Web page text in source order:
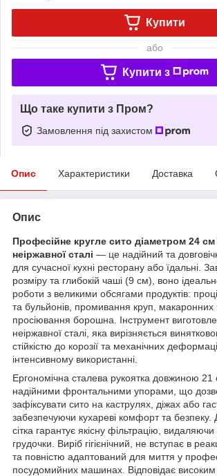
Купити
або
Купити з
Що таке купити з Пром?
Замовлення під захистом
Опис Характеристики Доставка
Опис
Професійне кругле сито діаметром 24 см
неіржавної сталі — це надійний та
для сучасної кухні ресторану або їдальні.
розміру та глибокій чаші (9 см), воно
роботи з великими обсягами продуктів:
та бульйонів, промивання круп, макаронних
просіювання борошна. Інструмент
неіржавної сталі, яка вирізняється
стійкістю до корозії та механічних
інтенсивному використанні.
Ергономічна сталева рукоятка довжиною
надійними фронтальними упорами, що
зафіксувати сито на каструлях, діжах або
забезпечуючи кухареві комфорт та безпеку.
сітка гарантує якісну фільтрацію, видаляючи
грудочки. Виріб гігієнічний, не вступає в
та повністю адаптований для миття у
посудомийних машинах. Відповідає